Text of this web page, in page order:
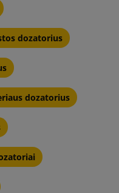
dozatorius
dozatorius